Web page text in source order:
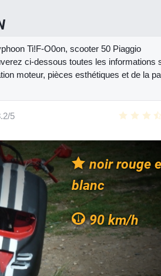
Ti!F-O0on, scooter 50 Piaggio
ci-dessous toutes les informations
moteur, pièces esthétiques et de la
5
noir rouge
blanc
90 km/h